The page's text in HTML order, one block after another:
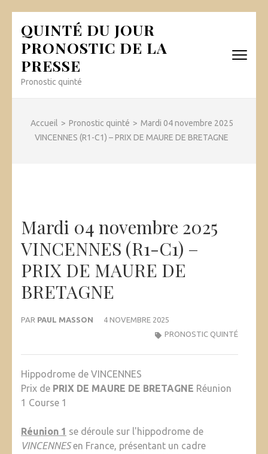
au
contenu
(Pressez
QUINTÉ DU JOUR
PRONOSTIC DE LA
PRESSE
Pronostic quinté
Accueil > Pronostic quinté > Mardi 04 novembre 2025
VINCENNES (R1-C1) – PRIX DE MAURE DE BRETAGNE
Mardi 04 novembre 2025
VINCENNES (R1-C1) –
PRIX DE MAURE DE
BRETAGNE
PAR PAUL MASSON
4 NOVEMBRE 2025
PRONOSTIC QUINTÉ
Hippodrome de VINCENNES
Prix de PRIX DE MAURE DE BRETAGNE Réunion
1 Course 1
Réunion 1 se déroule sur l'hippodrome de
VINCENNESen France, présentant un cadre